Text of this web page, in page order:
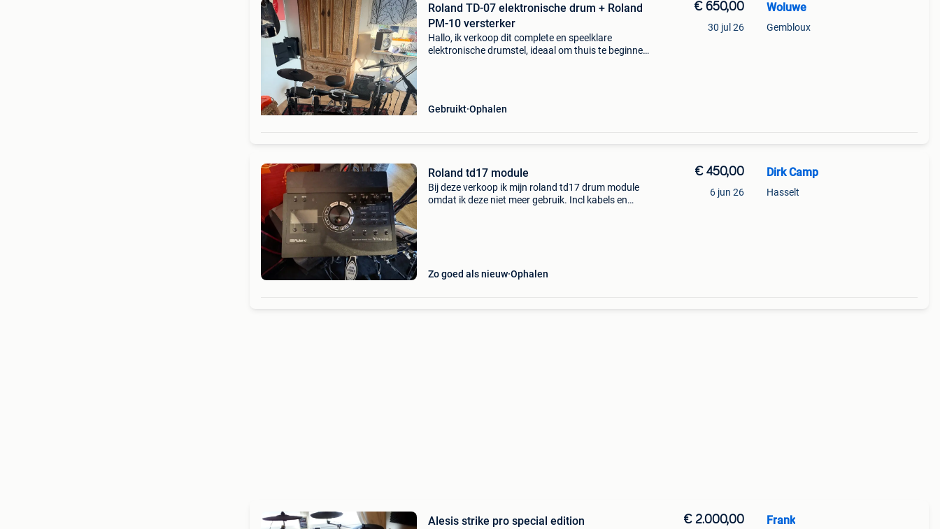
Roland TD-07 elektronische drum + Roland
PM-10 versterker
Hallo, ik verkoop dit complete en speelklare
elektronische drumstel, ideaal om thuis te beginnen
Gebruikt Ophalen
€ 650,00
30 jul 26
Woluwe
Gembloux
Roland td17 module
Bij deze verkoop ik mijn roland td17 drum module
omdat ik deze niet meer gebruik. Incl kabels en
Zo goed als nieuw Ophalen
€ 450,00
6 jun 26
Dirk Camp
Hasselt
Alesis strike pro special edition € 2.000,00 Frank